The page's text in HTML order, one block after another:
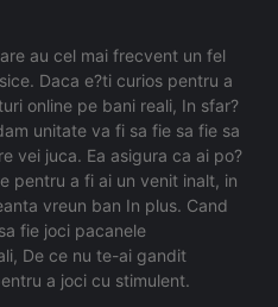
au cel mai frecvent un fel
Daca e?ti curios pentru a
online pe bani reali, In sfar?
unitate va fi sa fie sa fie sa
vei juca. Ea asigura ca ai po?
pentru a fi ai un venit inalt, in
vreun ban In plus. Cand
fie joci pacanele
De ce nu te-ai gandit
a joci cu stimulent.